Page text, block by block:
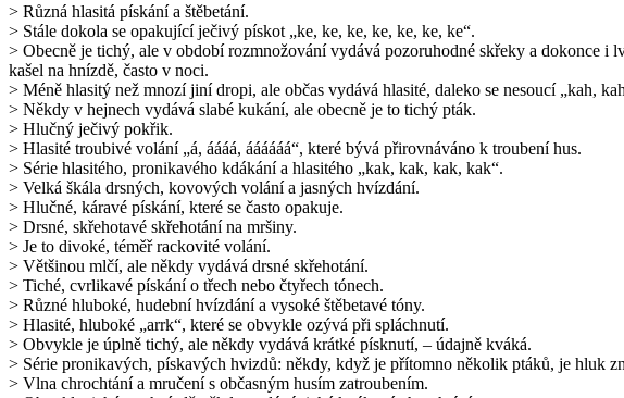
> Různá hlasitá pískání a štěbetání.
> Stále dokola se opakující ječivý pískot „ke, ke, ke, ke, ke, ke, ke“.
> Obecně je tichý, ale v období rozmnožování vydává pozoruhodné skřeky a dokonce i
kašel na hnízdě, často v noci.
> Méně hlasitý než mnozí jiní dropi, ale občas vydává hlasité, daleko se nesoucí „kah,
> Někdy v hejnech vydává slabé kukání, ale obecně je to tichý pták.
> Hlučný ječivý pokřik.
> Hlasité troubivé volání „á, áááá, áááááá“, které bývá přirovnáváno k troubení hus.
> Série hlasitého, pronikavého kdákání a hlasitého „kak, kak, kak, kak“.
> Velká škála drsných, kovových volání a jasných hvízdání.
> Hlučné, káravé pískání, které se často opakuje.
> Drsné, skřehotavé skřehotání na mršiny.
> Je to divoké, téměř rackovité volání.
> Většinou mlčí, ale někdy vydává drsné skřehotání.
> Tiché, cvrlikavé pískání o třech nebo čtyřech tónech.
> Různé hluboké, hudební hvízdání a vysoké štěbetavé tóny.
> Hlasité, hluboké „arrk“, které se obvykle ozývá při spláchnutí.
> Obvykle je úplně tichý, ale někdy vydává krátké písknutí, – údajně kváká.
> Série pronikavých, pískavých hvizdů: někdy, když je přítomno několik ptáků, je hluk
> Vlna chrochtání a mručení s občasným husím zatroubením.